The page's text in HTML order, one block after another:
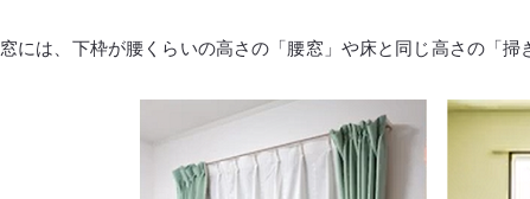
窓には、下枠が腰くらいの高さの「腰窓」や床と同じ高さの「掃